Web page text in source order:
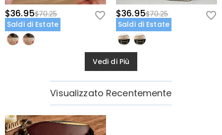
$36.95$70.25
Saldi di Estate
$36.95$70.25
Saldi di Estate
Vedi di Più
Visualizzato Recentemente